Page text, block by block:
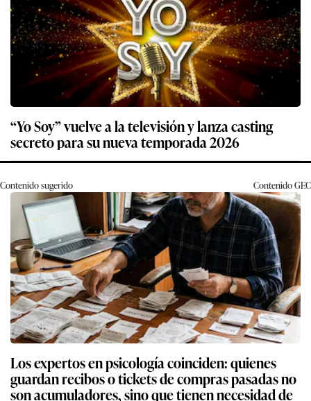
“Yo Soy” vuelve a la televisión y lanza casting
secreto para su nueva temporada 2026
Contenido sugerido ContenidoGEC
Los expertos en psicología coinciden: quienes
guardan recibos o tickets de compras pasadas no
son acumuladores, sino que tienen necesidad de